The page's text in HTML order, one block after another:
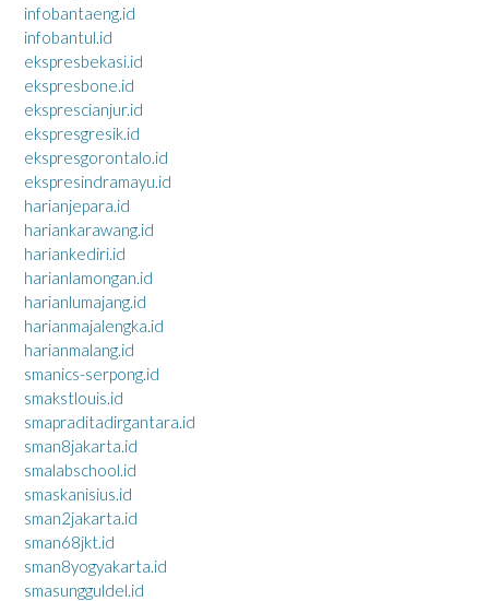
infobantaeng.id
infobantul.id
ekspresbekasi.id
ekspresbone.id
eksprescianjur.id
ekspresgresik.id
ekspresgorontalo.id
ekspresindramayu.id
harianjepara.id
hariankarawang.id
hariankediri.id
harianlamongan.id
harianlumajang.id
harianmajalengka.id
harianmalang.id
smanics-serpong.id
smakstlouis.id
smapraditadirgantara.id
sman8jakarta.id
smalabschool.id
smaskanisius.id
sman2jakarta.id
sman68jkt.id
sman8yogyakarta.id
smasungguldel.id